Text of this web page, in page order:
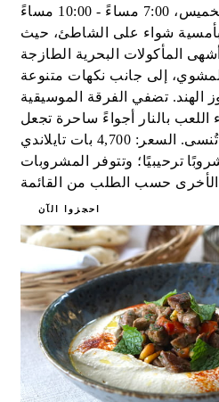
7:00 مساءً - 10:00 مساءً
بأمسية شواء على الشاطئ، حيث
المأكولات البحرية الطازجة
إلى جانب نكهات متنوعة
تضفي الفرقة الموسيقية
بالنار أجواءً ساحرة تجعل
هذه الليلة تجربة لا تُنسى. السعر: 4,700 بات تايلاندي
ترحيبيًا؛ وتتوفر المشروبات
احجزوا الآن